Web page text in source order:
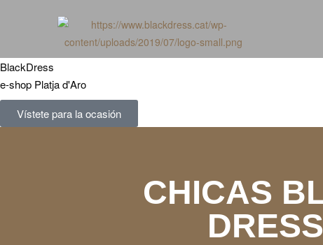
BlackDress
e-shop Platja d'Aro
Vístete para la ocasión
CHICAS